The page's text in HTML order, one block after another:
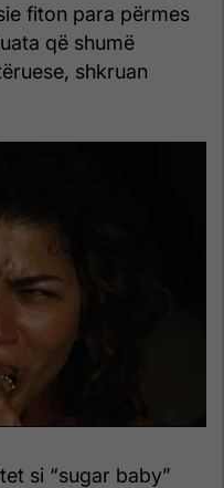
fiton para përmes
që shumë
shkruan
si “sugar baby”